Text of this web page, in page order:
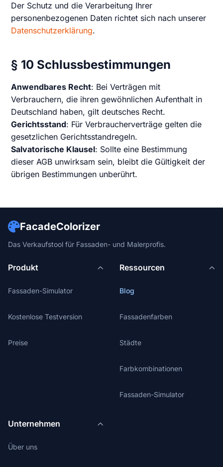
Der Schutz und die Verarbeitung Ihrer
personenbezogenen Daten richtet sich nach unserer
Datenschutzerklärung.
§ 10 Schlussbestimmungen
Anwendbares Recht: Bei Verträgen mit
Verbrauchern, die ihren gewöhnlichen Aufenthalt in
Deutschland haben, gilt deutsches Recht.
Gerichtsstand: Für Verbraucherverträge gelten die
gesetzlichen Gerichtsstandregeln.
Salvatorische Klausel: Sollte eine Bestimmung
dieser AGB unwirksam sein, bleibt die Gültigkeit der
übrigen Bestimmungen unberührt.
FacadeColorizer
Das Verkaufstool für Fassaden- und Malerprofis.
Produkt
Fassaden-Simulator
Kostenlose Testversion
Preise
Ressourcen
Blog
Fassadenfarben
Städte
Farbkombinationen
Fassaden-Simulator
Unternehmen
Über uns